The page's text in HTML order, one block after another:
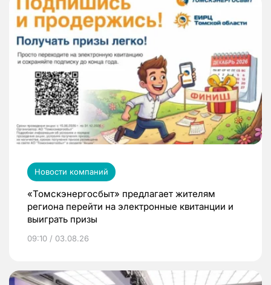
Новости компаний
«Томскэнергосбыт» предлагает жителям
региона перейти на электронные квитанции и
выиграть призы
09:10 / 03.08.26